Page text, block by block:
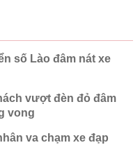
số Lào đâm nát xe
vượt đèn đỏ đâm
vong
va chạm xe đạp